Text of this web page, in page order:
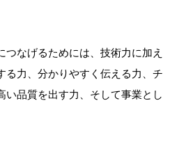
つなげるためには、技術力に加え
る力、分かりやすく伝える力、チ
い品質を出す力、そして事業とし